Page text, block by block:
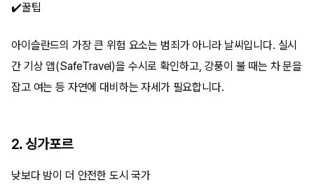
✔️꿀팁
아이슬란드의 가장 큰 위험 요소는 범죄가 아니라 날씨입니다. 실시
간 기상 앱(SafeTravel)을 수시로 확인하고, 강풍이 불 때는 차 문을
잡고 여는 등 자연에 대비하는 자세가 필요합니다.
2. 싱가포르
낮보다 밤이 더 안전한 도시 국가